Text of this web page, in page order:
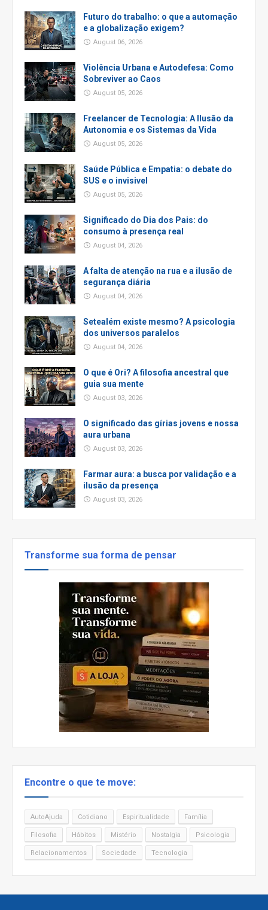
Futuro do trabalho: o que a automação
e a globalização exigem?
August 06, 2026
Violência Urbana e Autodefesa: Como
Sobreviver ao Caos
August 05, 2026
Freelancer de Tecnologia: A Ilusão da
Autonomia e os Sistemas da Vida
August 05, 2026
Saúde Pública e Empatia: o debate do
SUS e o invisivel
August 05, 2026
Significado do Dia dos Pais: do
consumo à presença real
August 04, 2026
A falta de atenção na rua e a ilusão de
segurança diária
August 04, 2026
Setealém existe mesmo? A psicologia
dos universos paralelos
August 04, 2026
O que é Ori? A filosofia ancestral que
guia sua mente
August 03, 2026
O significado das gírias jovens e nossa
aura urbana
August 03, 2026
Farmar aura: a busca por validação e a
ilusão da presença
August 03, 2026
Transforme sua forma de pensar
Encontre o que te move:
AutoAjuda Cotidiano Espiritualidade Família
Filosofia Hábitos Mistério Nostalgia Psicologia
Relacionamentos Sociedade Tecnologia